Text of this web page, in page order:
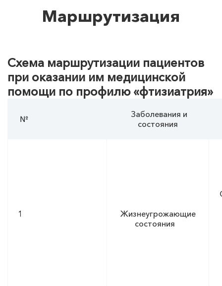
Маршрутизация
Схема маршрутизации пациентов
при оказании им медицинской
помощи по профилю «фтизиатрия»
№
Заболевания и
состояния
1
Жизнеугрожающие
состояния